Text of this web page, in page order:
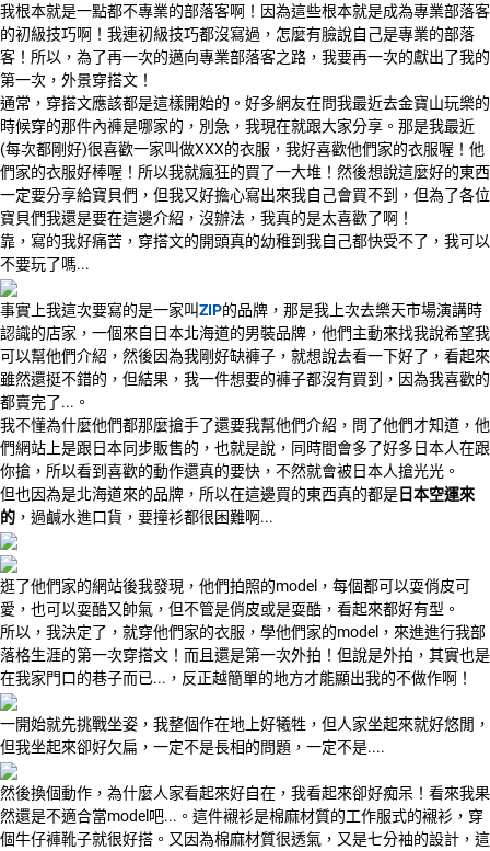
我根本就是一點都不專業的部落客啊！因為這些根本就是成為專業部落客
的初級技巧啊！我連初級技巧都沒寫過，怎麼有臉說自己是專業的部落
客！所以，為了再一次的邁向專業部落客之路，我要再一次的獻出了我的
第一次，外景穿搭文！
通常，穿搭文應該都是這樣開始的。好多網友在問我最近去金寶山玩樂的
時候穿的那件內褲是哪家的，別急，我現在就跟大家分享。那是我最近
(每次都剛好)很喜歡一家叫做XXX的衣服，我好喜歡他們家的衣服喔！他
們家的衣服好棒喔！所以我就瘋狂的買了一大堆！然後想說這麼好的東西
一定要分享給寶貝們，但我又好擔心寫出來我自己會買不到，但為了各位
寶貝們我還是要在這邊介紹，沒辦法，我真的是太喜歡了啊！
靠，寫的我好痛苦，穿搭文的開頭真的幼稚到我自己都快受不了，我可以
不要玩了嗎...
事實上我這次要寫的是一家叫ZIP的品牌，那是我上次去樂天市場演講時
認識的店家，一個來自日本北海道的男裝品牌，他們主動來找我說希望我
可以幫他們介紹，然後因為我剛好缺褲子，就想說去看一下好了，看起來
雖然還挺不錯的，但結果，我一件想要的褲子都沒有買到，因為我喜歡的
都賣完了...。
我不懂為什麼他們都那麼搶手了還要我幫他們介紹，問了他們才知道，他
們網站上是跟日本同步販售的，也就是說，同時間會多了好多日本人在跟
你搶，所以看到喜歡的動作還真的要快，不然就會被日本人搶光光。
但也因為是北海道來的品牌，所以在這邊買的東西真的都是 日本空運來
的 ，過鹹水進口貨，要撞衫都很困難啊...
逛了他們家的網站後我發現，他們拍照的model，每個都可以耍俏皮可
愛，也可以耍酷又帥氣，但不管是俏皮或是耍酷，看起來都好有型。
所以，我決定了，就穿他們家的衣服，學他們家的model，來進進行我部
落格生涯的第一次穿搭文！而且還是第一次外拍！但說是外拍，其實也是
在我家門口的巷子而已...，反正越簡單的地方才能顯出我的不做作啊！
一開始就先挑戰坐姿，我整個作在地上好犧牲，但人家坐起來就好悠閒，
但我坐起來卻好欠扁，一定不是長相的問題，一定不是....
然後換個動作，為什麼人家看起來好自在，我看起來卻好痴呆！看來我果
然還是不適合當model吧...。這件襯衫是棉麻材質的工作服式的襯衫，穿
個牛仔褲靴子就很好搭。又因為棉麻材質很透氣，又是七分袖的設計，這